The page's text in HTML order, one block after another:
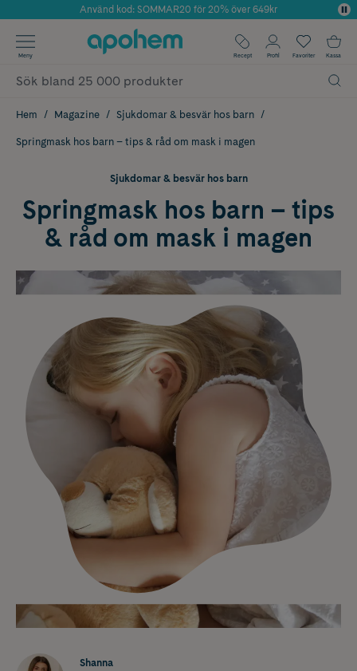
Årets Butik 2025 inom Skönhet
Använd kod: SOMMAR20 för 20% över 649kr
✓ Fri frakt
✓ Poäng på alla köp*
Meny Recept Profil Favoriter Kassa
Hem Magazine Sjukdomar & besvär hos barn
Springmask hos barn – tips & råd om mask i magen
Sjukdomar & besvär hos barn
Springmask hos barn – tips
& råd om mask i magen
Shanna